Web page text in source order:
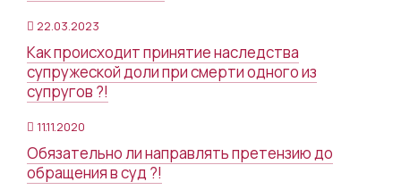
22.03.2023
Как происходит принятие наследства
супружеской доли при смерти одного из
супругов ?!
11.11.2020
Обязательно ли направлять претензию до
обращения в суд ?!